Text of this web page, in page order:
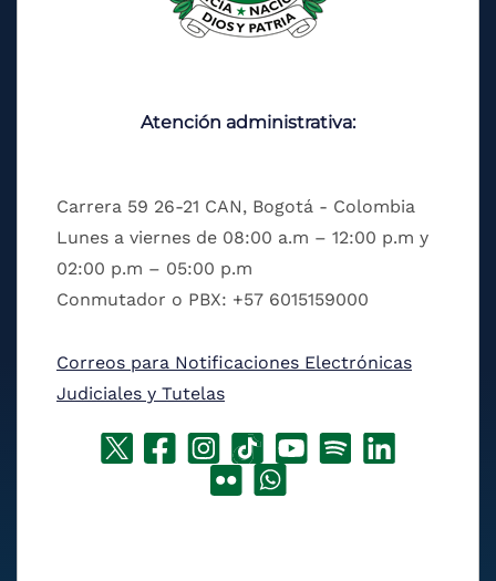
Atención administrativa:
Carrera 59 26-21 CAN, Bogotá - Colombia
Lunes a viernes de 08:00 a.m – 12:00 p.m y
02:00 p.m – 05:00 p.m
Conmutador o PBX: +57 6015159000
Correos para Notificaciones Electrónicas
Judiciales y Tutelas